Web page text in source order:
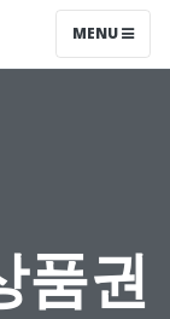
MENU
품권